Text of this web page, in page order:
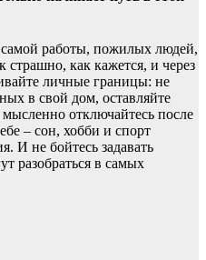
самой работы, пожилых людей,
как кажется, и через
личные границы: не
в свой дом, оставляйте
отключайтесь после
– сон, хобби и спорт
И не бойтесь задавать
разобраться в самых